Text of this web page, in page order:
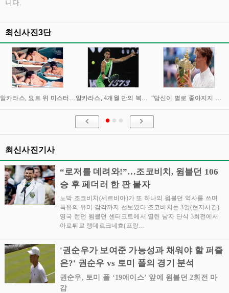
니다.
최신사진3단
알카라스, 요트 위 미스터리 여성과 밀회 포착 알카라스, 4개월 만의 복귀 임박…신시내티 마스터스 통해 US오픈 출격 시동 “당신이 별로 좋아지지 않아요” “이제는 제가 정말 조심해야” 시너와 즈브레프 인터뷰
최신사진기사
“로저를 데려와!”…조코비치, 윔블던 106
승 후 페더러 한 판 붙자
노박 조코비치(세르비아)가 또 하나의 윔블던 역사를 쓰며
특유의 유머 감각까지 선보였다.조코비치는 3일(현지시간)
영국 런던 윔블던 센터코트에서 열린 남자 단식 3회전에서
아르튀르 랭데르크네흐(프랑…
'권순우가 보여준 가능성과 채워야 할 퍼즐
은?' 권순우 vs 토미 폴의 경기 분석
권순우, 토미 폴 ‘19에이스’ 앞에 윔블던 2회전 마
감